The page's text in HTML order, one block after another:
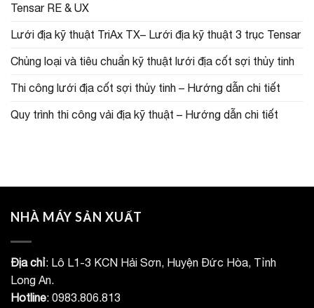
Tensar RE & UX
Lưới địa kỹ thuật TriAx TX– Lưới địa kỹ thuật 3 trục Tensar
Chủng loại và tiêu chuẩn kỹ thuật lưới địa cốt sợi thủy tinh
Thi công lưới địa cốt sợi thủy tinh – Hướng dẫn chi tiết
Quy trình thi công vải địa kỹ thuật – Hướng dẫn chi tiết
NHÀ MÁY SẢN XUẤT
Địa chỉ: Lô L1-3 KCN Hải Sơn, Huyện Đức Hòa, Tỉnh
Long An.
Hotline: 0983.806.813